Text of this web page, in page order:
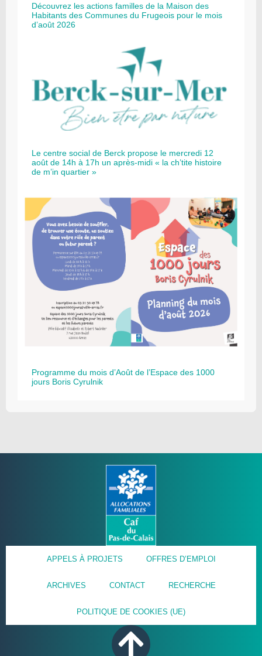
Découvrez les actions familles de la Maison des
Habitants des Communes du Frugeois pour le mois
d’août 2026
Le centre social de Berck propose le mercredi 12
août de 14h à 17h un après-midi « la ch’tite histoire
de m’in quartier »
Programme du mois d’Août de l’Espace des 1000
jours Boris Cyrulnik
APPELS À PROJETS OFFRES D’EMPLOI
ARCHIVES CONTACT RECHERCHE
POLITIQUE DE COOKIES (UE)